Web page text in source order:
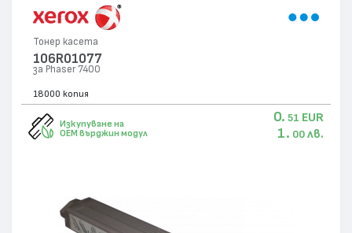
Тонер касета
106R01077
за Phaser 7400
18000 копия
Изкупуване на
OEM върджин модул
0. 51 EUR
1. 00 лв.